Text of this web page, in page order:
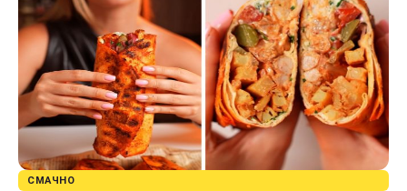
СМАЧНО